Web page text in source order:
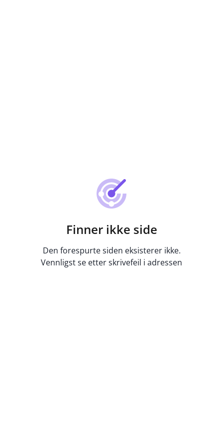
Finner ikke side
Den forespurte siden eksisterer ikke.
Vennligst se etter skrivefeil i adressen